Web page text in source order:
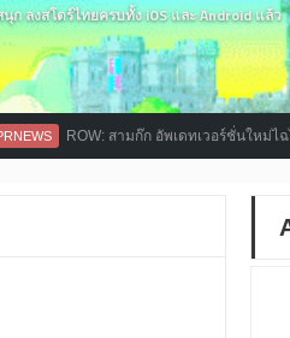
ลงสโตร์ไทยครบทั้ง iOS และ Android แล้ว
สามก๊ก อัพเดทเวอร์ชั่นใหม่ไฉไลกว่าเดิม เ